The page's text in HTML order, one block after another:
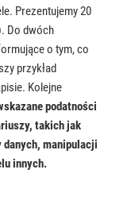
Prezentujemy 20
Do dwóch
o tym, co
przykład
Kolejne
podatności
takich jak
manipulacji
innych.